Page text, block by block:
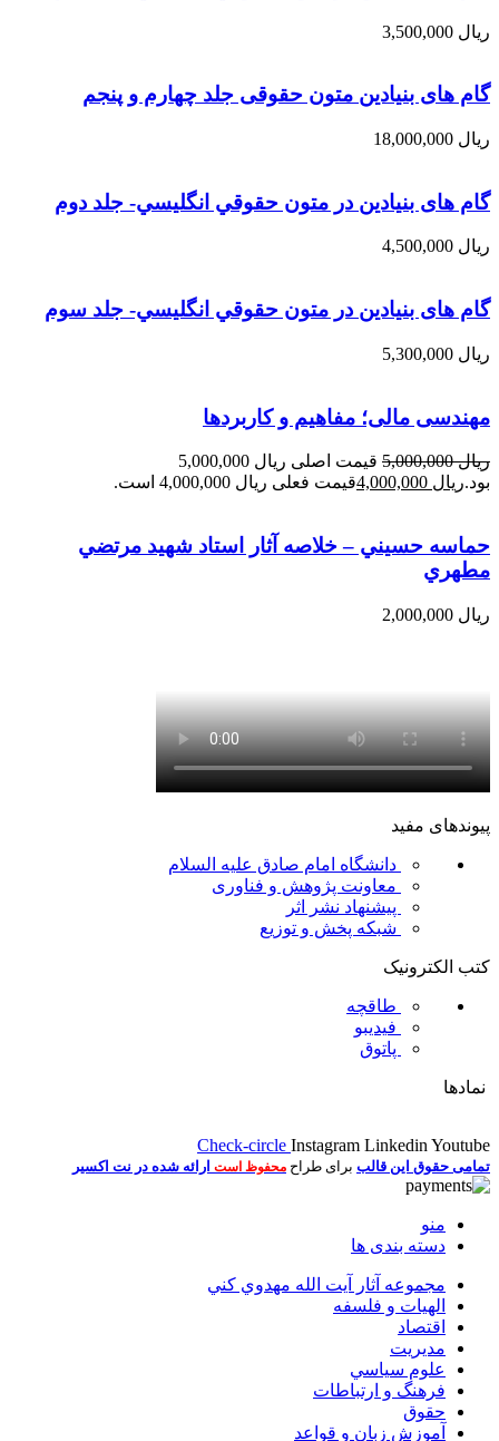
ریال
گام های بنیادین متون حقوقی جلد چهارم و پنجم
ریال
گام های بنیادین در متون حقوقي انگليسي- جلد دوم
ریال
گام های بنیادین در متون حقوقي انگليسي- جلد سوم
ریال
مهندسی مالی؛ مفاهیم و کاربردها
ریال5,000,000
قیمت اصلی ریال 5,000,000
بود.ریال قیمت فعلی ریال 4,000,000 است.
حماسه حسيني – خلاصه آثار استاد شهيد مرتضي
مطهري
ریال
پیوندهای مفید
دانشگاه امام صادق علیه السلام
معاونت پژوهش و فناوری
پیشنهاد نشر اثر
شبکه پخش و توزیع
کتب الکترونیک
طاقچه
فیدیبو
پاتوق
نمادها
Check-circle Instagram Linkedin Youtube
تمامی حقوق این قالب برای طراح محفوظ است ارائه شده در نت اکسیر
منو
دسته بندی ها
مجموعه آثار آيت الله مهدوي كني
الهیات و فلسفه
اقتصاد
مديريت
علوم سياسي
فرهنگ و ارتباطات
حقوق
آموزش زبان و قواعد